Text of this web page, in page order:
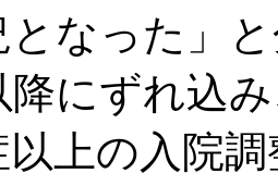
となった」
降にずれ込
上の入院